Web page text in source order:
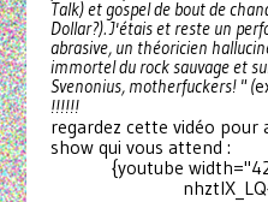
Talk) et gospel de bout de
Dollar?). J'étais et reste un
abrasive, un théoricien
immortel du rock sauvage et
Svenonius, motherfuckers! " (
!!!!!!
regardez cette vidéo pour
show qui vous attend :
{youtube